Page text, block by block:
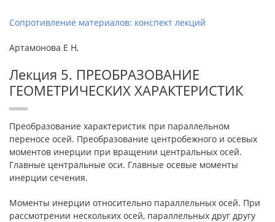
Сопротивление материалов: конспект лекций
Артамонова Е Н,
Лекция 5. ПРЕОБРАЗОВАНИЕ
ГЕОМЕТРИЧЕСКИХ ХАРАКТЕРИСТИК
Преобразование характеристик при параллельном
переносе осей. Преобразование центробежного и осевых
моментов инерции при вращении центральных осей.
Главные центральные оси. Главные осевые моменты
инерции сечения.
Моменты инерции относительно параллельных осей. При
рассмотрении нескольких осей, параллельных друг другу